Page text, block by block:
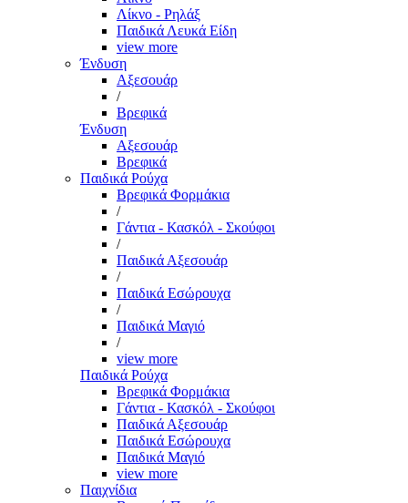
Λίκνο - Ρηλάξ
Παιδικά Λευκά Είδη
view more
Ένδυση
Αξεσουάρ
/
Βρεφικά
Ένδυση
Αξεσουάρ
Βρεφικά
Παιδικά Ρούχα
Βρεφικά Φορμάκια
/
Γάντια - Κασκόλ - Σκούφοι
/
Παιδικά Αξεσουάρ
/
Παιδικά Εσώρουχα
/
Παιδικά Μαγιό
/
view more
Παιδικά Ρούχα
Βρεφικά Φορμάκια
Γάντια - Κασκόλ - Σκούφοι
Παιδικά Αξεσουάρ
Παιδικά Εσώρουχα
Παιδικά Μαγιό
view more
Παιχνίδια